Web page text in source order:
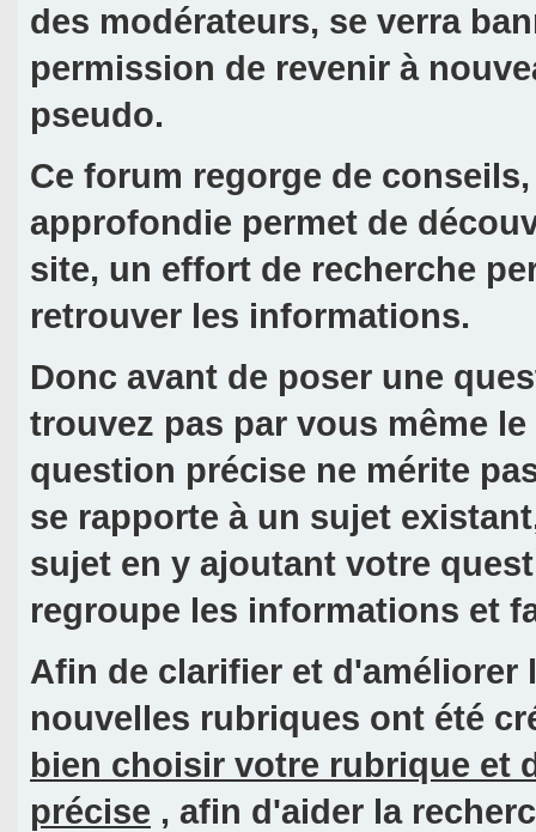
des modérateurs, se verra
permission de revenir à
pseudo.
Ce forum regorge de
approfondie permet de
site, un effort de recherche
retrouver les informations.
Donc avant de poser une
trouvez pas par vous même
question précise ne mérite
se rapporte à un sujet
sujet en y ajoutant votre
regroupe les informations et
Afin de clarifier et d'améliorer
nouvelles rubriques ont été
bien choisir votre rubrique et
précise , afin d'aider la